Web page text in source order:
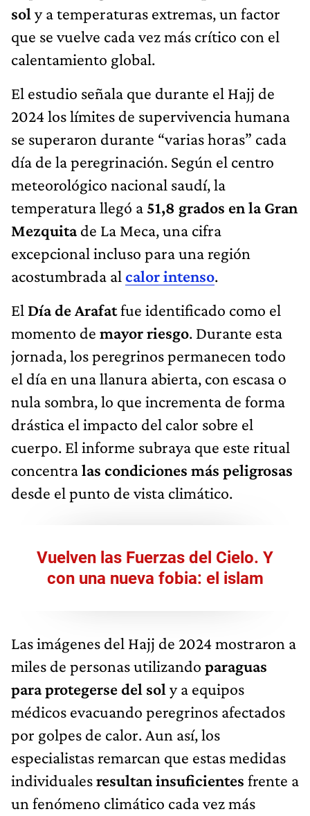
sol y a temperaturas extremas, un factor
que se vuelve cada vez más crítico con el
calentamiento global.
El estudio señala que durante el Hajj de
2024 los límites de supervivencia humana
se superaron durante “varias horas” cada
día de la peregrinación. Según el centro
meteorológico nacional saudí, la
temperatura llegó a 51,8 grados en la Gran
Mezquitade La Meca, una cifra
excepcional incluso para una región
acostumbrada al calor intenso.
El Día de Arafatfue identificado como el
momento de mayor riesgo. Durante esta
jornada, los peregrinos permanecen todo
el día en una llanura abierta, con escasa o
nula sombra, lo que incrementa de forma
drástica el impacto del calor sobre el
cuerpo. El informe subraya que este ritual
concentralas condiciones más peligrosas
desde el punto de vista climático.
Vuelven las Fuerzas del Cielo. Y
con una nueva fobia: el islam
Las imágenes del Hajj de 2024 mostraron a
miles de personas utilizando paraguas
para protegerse del sol y a equipos
médicos evacuando peregrinos afectados
por golpes de calor. Aun así, los
especialistas remarcan que estas medidas
individualesresultan insuficientes frente a
un fenómeno climático cada vez más